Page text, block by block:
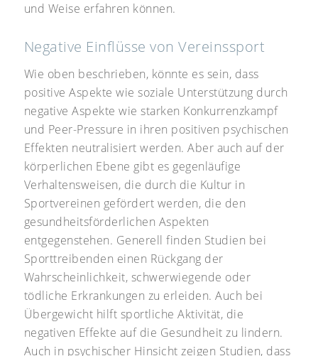
und Weise erfahren können.
Negative Einflüsse von Vereinssport
Wie oben beschrieben, könnte es sein, dass
positive Aspekte wie soziale Unterstützung durch
negative Aspekte wie starken Konkurrenzkampf
und Peer-Pressure in ihren positiven psychischen
Effekten neutralisiert werden. Aber auch auf der
körperlichen Ebene gibt es gegenläufige
Verhaltensweisen, die durch die Kultur in
Sportvereinen gefördert werden, die den
gesundheitsförderlichen Aspekten
entgegenstehen. Generell finden Studien bei
Sporttreibenden einen Rückgang der
Wahrscheinlichkeit, schwerwiegende oder
tödliche Erkrankungen zu erleiden. Auch bei
Übergewicht hilft sportliche Aktivität, die
negativen Effekte auf die Gesundheit zu lindern.
Auch in psychischer Hinsicht zeigen Studien, dass